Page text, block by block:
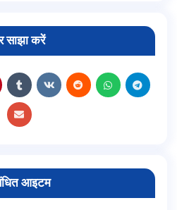
साझा करें
आइटम